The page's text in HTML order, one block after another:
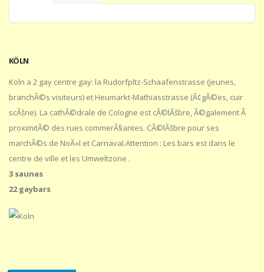
KÖLN
Koln a 2 gay centre gay: la Rudorfpltz-Schaafenstrasse (jeunes,
branchÃ©s visiteurs) et Heumarkt-Mathiasstrasse (Ã¢gÃ©es, cuir
scÃšne). La cathÃ©drale de Cologne est cÃ©lÃšbre, Ã©galement Ã
proximitÃ© des rues commerÃ§antes. CÃ©lÃšbre pour ses
marchÃ©s de NoÃ«l et Carnaval.Attention : Les bars est dans le
centre de ville et les Umweltzone .
3 saunas
22 gaybars